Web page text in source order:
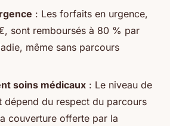
: Les forfaits en urgence,
sont remboursés à 80 % par
même sans parcours
soins médicaux : Le niveau de
dépend du respect du parcours
couverture offerte par la